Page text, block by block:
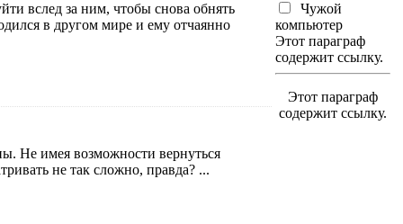
вслед за ним, чтобы снова обнять
в другом мире и ему отчаянно
Не имея возможности вернуться
не так сложно, правда? ...
Чужой
компьютер
Этот параграф
содержит ссылку.
Этот параграф
содержит ссылку.